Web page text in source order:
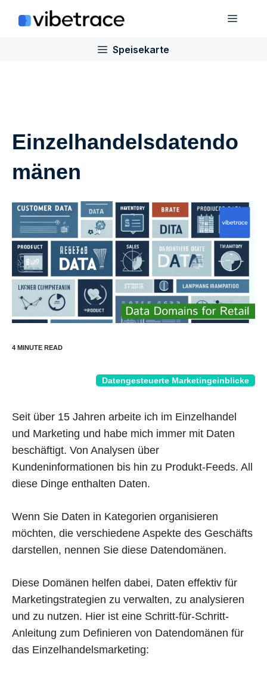
Inhalt
Speisekarte
Einzelhandelsdatendo
mänen
Datengesteuerte Marketingeinblicke
Seit über 15 Jahren arbeite ich im Einzelhandel
und Marketing und habe mich immer mit Daten
beschäftigt. Von Analysen über
Kundeninformationen bis hin zu Produkt-Feeds. All
diese Dinge enthalten Daten.
Wenn Sie Daten in Kategorien organisieren
möchten, die verschiedene Aspekte des Geschäfts
darstellen, nennen Sie diese Datendomänen.
Diese Domänen helfen dabei, Daten effektiv für
Marketingstrategien zu verwalten, zu analysieren
und zu nutzen. Hier ist eine Schritt-für-Schritt-
Anleitung zum Definieren von Datendomänen für
das Einzelhandelsmarketing: